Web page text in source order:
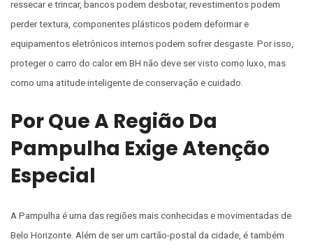
ressecar e trincar, bancos podem desbotar, revestimentos podem
perder textura, componentes plásticos podem deformar e
equipamentos eletrônicos internos podem sofrer desgaste. Por isso,
proteger o carro do calor em BH não deve ser visto como luxo, mas
como uma atitude inteligente de conservação e cuidado.
Por Que A Região Da
Pampulha Exige Atenção
Especial
A Pampulha é uma das regiões mais conhecidas e movimentadas de
Belo Horizonte. Além de ser um cartão-postal da cidade, é também